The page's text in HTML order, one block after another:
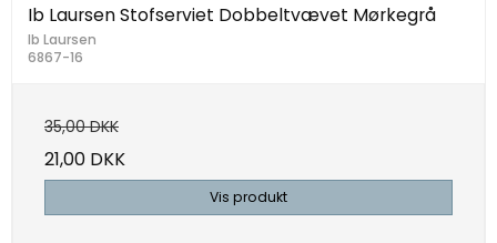
Ib Laursen Stofserviet Dobbeltvævet Mørkegrå
Ib Laursen
6867-16
35,00 DKK
21,00 DKK
Vis produkt